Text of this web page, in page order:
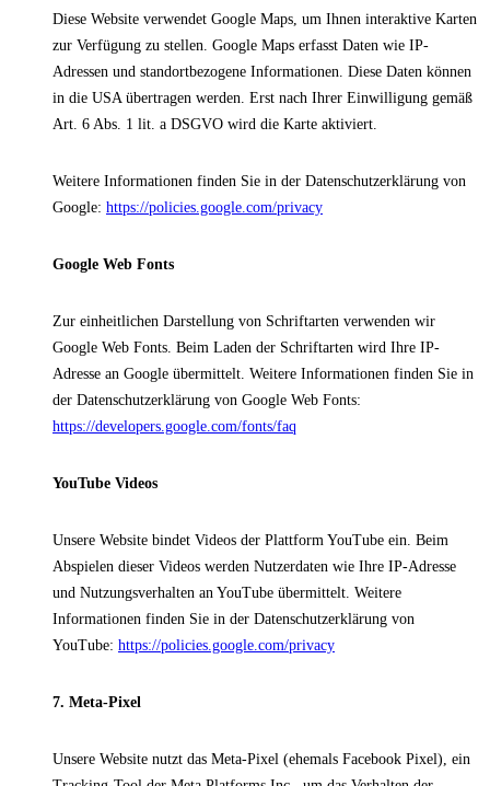
Diese Website verwendet Google Maps, um Ihnen interaktive Karten
zur Verfügung zu stellen. Google Maps erfasst Daten wie IP-
Adressen und standortbezogene Informationen. Diese Daten können
in die USA übertragen werden. Erst nach Ihrer Einwilligung gemäß
Art. 6 Abs. 1 lit. a DSGVO wird die Karte aktiviert.
Weitere Informationen finden Sie in der Datenschutzerklärung von
Google: https://policies.google.com/privacy
Google Web Fonts
Zur einheitlichen Darstellung von Schriftarten verwenden wir
Google Web Fonts. Beim Laden der Schriftarten wird Ihre IP-
Adresse an Google übermittelt. Weitere Informationen finden Sie in
der Datenschutzerklärung von Google Web Fonts:
https://developers.google.com/fonts/faq
YouTube Videos
Unsere Website bindet Videos der Plattform YouTube ein. Beim
Abspielen dieser Videos werden Nutzerdaten wie Ihre IP-Adresse
und Nutzungsverhalten an YouTube übermittelt. Weitere
Informationen finden Sie in der Datenschutzerklärung von
YouTube: https://policies.google.com/privacy
7. Meta-Pixel
Unsere Website nutzt das Meta-Pixel (ehemals Facebook Pixel), ein